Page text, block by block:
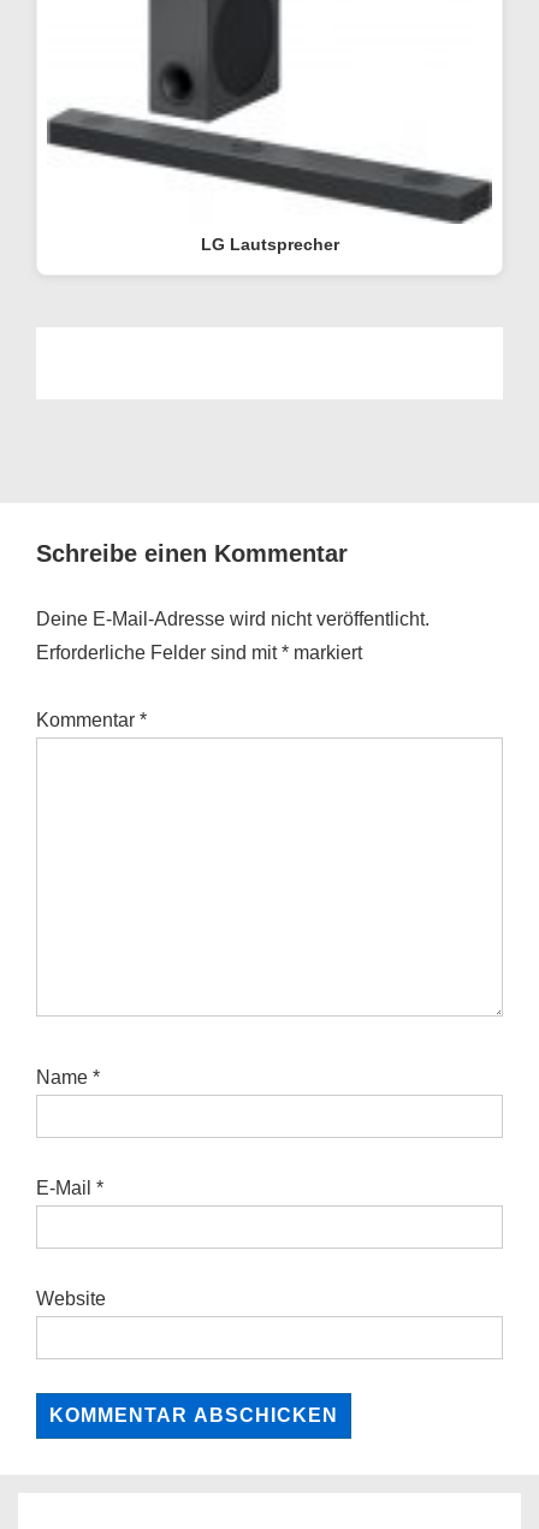
LG Lautsprecher
Schreibe einen Kommentar
Deine E-Mail-Adresse wird nicht veröffentlicht.
Erforderliche Felder sind mit* markiert
Kommentar *
Name *
E-Mail *
Website